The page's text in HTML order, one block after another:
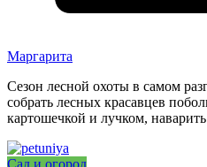
Маргарита
Сезон лесной охоты в самом
собрать лесных красавцев
картошечкой и лучком, наварить
Сад и огород